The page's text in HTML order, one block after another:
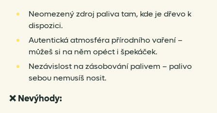
Neomezený zdroj paliva tam, kde je dřevo k
dispozici.
Autentická atmosféra přírodního vaření –
můžeš si na něm opéct i špekáček.
Nezávislost na zásobování palivem – palivo
sebou nemusíš nosit.
❌ Nevýhody: